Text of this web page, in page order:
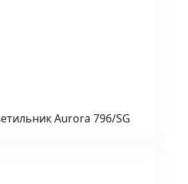
Aurora 796/SG